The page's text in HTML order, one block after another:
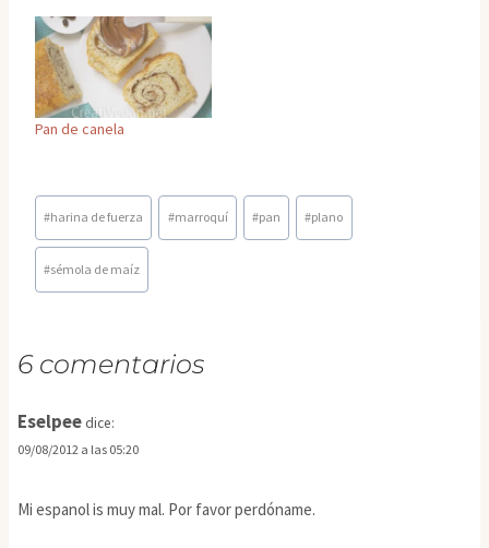
Pan de canela
Etiquetas
de
la
#harina de fuerza #marroquí #pan #plano
#sémola de maíz
6 comentarios
Eselpee dice:
09/08/2012 a las 05:20
Mi espanol is muy mal. Por favor perdóname.